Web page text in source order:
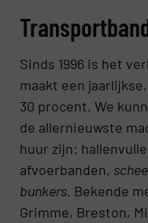
Sinds 1996 is het
maakt een
30 procent. We
de allernieuwste
huur zijn:
afvoerbanden,
bunkers. Bekende
Grimme, Breston,